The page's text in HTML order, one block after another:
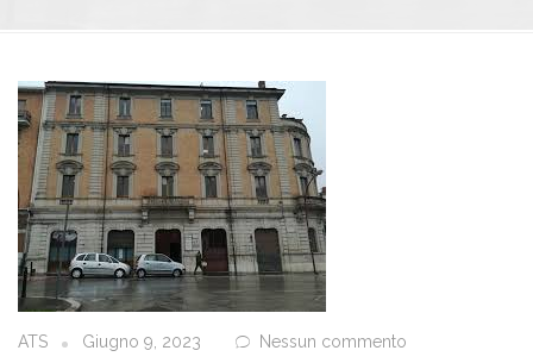
ATS Giugno 9, 2023 Nessun commento